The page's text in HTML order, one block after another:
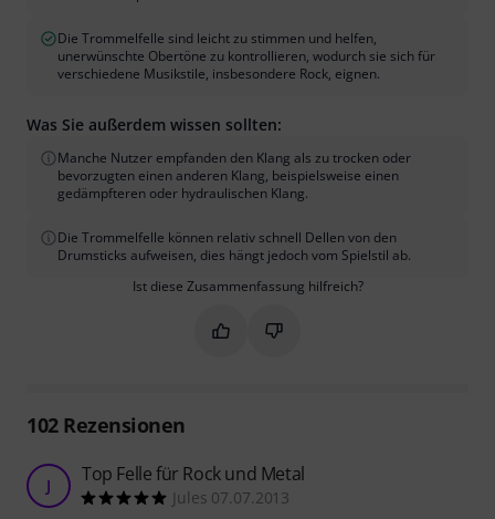
Die Trommelfelle sind leicht zu stimmen und helfen,
unerwünschte Obertöne zu kontrollieren, wodurch sie sich für
verschiedene Musikstile, insbesondere Rock, eignen.
Was Sie außerdem wissen sollten:
Manche Nutzer empfanden den Klang als zu trocken oder
bevorzugten einen anderen Klang, beispielsweise einen
gedämpfteren oder hydraulischen Klang.
Die Trommelfelle können relativ schnell Dellen von den
Drumsticks aufweisen, dies hängt jedoch vom Spielstil ab.
Ist diese Zusammenfassung hilfreich?
Markieren Sie diese
Markieren Sie diese
102Rezensionen
J Top Felle für Rock und Metal
Jules 07.07.2013